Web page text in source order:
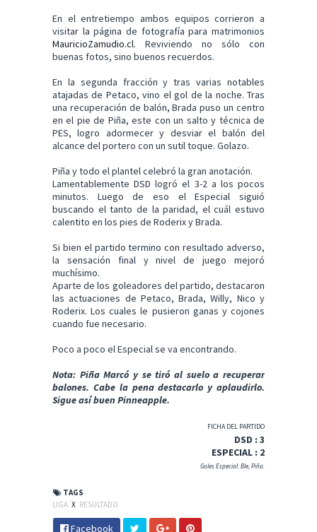
En el entretiempo ambos equipos corrieron a
visitar la página de fotografía para matrimonios
MauricioZamudio.cl. Reviviendo no sólo con
buenas fotos, sino buenos recuerdos.
En la segunda fracción y tras varias notables
atajadas de Petaco, vino el gol de la noche. Tras
una recuperación de balón, Brada puso un centro
en el pie de Piña, este con un salto y técnica de
PES, logro adormecer y desviar el balón del
alcance del portero con un sutil toque. Golazo.
Piña y todo el plantel celebró la gran anotación.
Lamentablemente DSD logró el 3-2 a los pocos
minutos. Luego de eso el Especial siguió
buscando el tanto de la paridad, el cuál estuvo
calentito en los pies de Roderix y Brada.
Si bien el partido termino con resultado adverso,
la sensación final y nivel de juego mejoró
muchísimo.
Aparte de los goleadores del partido, destacaron
las actuaciones de Petaco, Brada, Willy, Nico y
Roderix. Los cuales le pusieron ganas y cojones
cuando fue necesario.
Poco a poco el Especial se va encontrando.
Nota: Piña Marcó y se tiró al suelo a recuperar
balones. Cabe la pena destacarlo y aplaudirlo.
Sigue así buen Pinneapple.
FICHA DEL PARTIDO
DSD : 3
ESPECIAL : 2
Goles Especial: Ble, Piña.
TAGS
LIGA X RESULTADO
Facebook